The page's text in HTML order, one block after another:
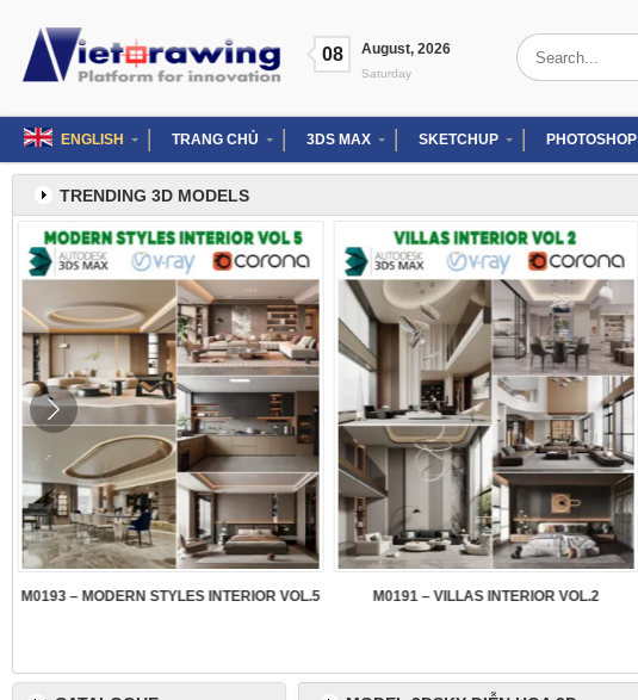
content
08 August, 2026
Saturday
Search
for:
ENGLISH TRANG CHỦ 3DS MAX SKETCHUP PHOTOSHOP
TRENDING 3D MODELS
M0193 – MODERN STYLES INTERIOR VOL.5 M0191 – VILLAS INTERIOR VOL.2